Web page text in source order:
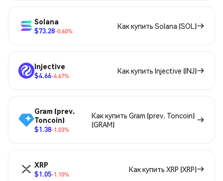
Solana
$73.28-0.60%
Как купить Solana (SOL)
Injective
$4.66-4.67%
Как купить Injective (INJ)
Gram (prev.
Toncoin)
$1.38-1.03%
Как купить Gram (prev. Toncoin)
(GRAM)
XRP
$1.05-1.10%
Как купить XRP (XRP)